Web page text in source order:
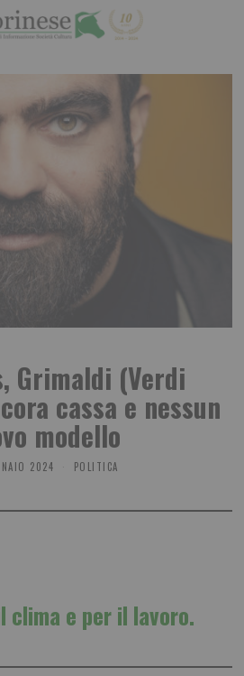
Grimaldi (Verdi
cassa e nessun
modello
2024 POLITICA
clima e per il lavoro.